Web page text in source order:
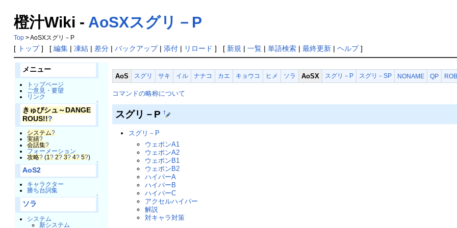
橙汁Wiki - AoSXスグリ－P
Top> AoSXスグリ－P
[ トップ] [ 編集| 凍結| 差分| バックアップ| 添付| リロード ] [ 新規 | 一覧| 単語検索| 最終更新| ヘルプ]
メニュー
トップページ
ご意見・要望
リンク
↑
きゅぴシュ～DANGE
ROUS!!?
システム?
実績?
会話集?
フォーメーション
攻略? (1? 2? 3? 4? 5?)
↑
AoS2
キャラクター
勝ち台詞集
↑
ソラ
システム
新システム
AoS スグリ サキ イル ナナコ カエ キョウコ ヒメ ソラ AoSX スグリ－P スグリ－SP NONAME QP
コマンドの略称について
スグリ－P†
スグリ－P
ウェポンA1
ウェポンA2
ウェポンB1
ウェポンB2
ハイパーA
ハイパーB
ハイパーC
アクセルハイパー
解説
対キャラ対策